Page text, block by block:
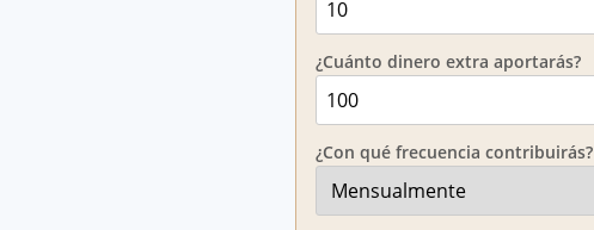
¿Cuánto dinero extra aportarás?
¿Con qué frecuencia contribuirás?